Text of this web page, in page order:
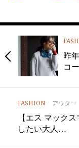
昨
コ
FASHION アウター
【エス マック
したい大人…